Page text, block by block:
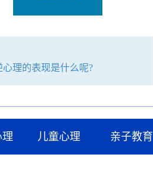
心理的表现是什么呢?
理 儿童心理 亲子教育